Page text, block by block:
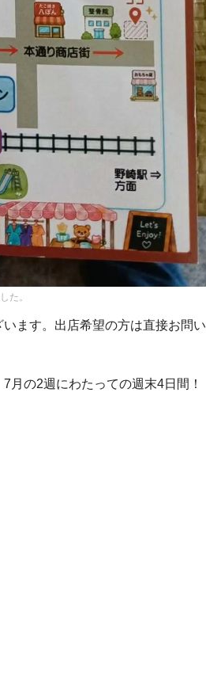
た。
ます。出店希望の方は直接お問い
月の2週にわたっての週末4日間！